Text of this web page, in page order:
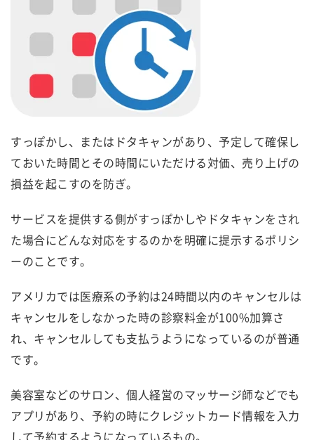
すっぽかし、またはドタキャンがあり、予定して確保し
ておいた時間とその時間にいただける対価、売り上げの
損益を起こすのを防ぎ。
サービスを提供する側がすっぽかしやドタキャンをされ
た場合にどんな対応をするのかを明確に提示するポリシ
ーのことです。
アメリカでは医療系の予約は24時間以内のキャンセルは
キャンセルをしなかった時の診察料金が100%加算さ
れ、キャンセルしても支払うようになっているのが普通
です。
美容室などのサロン、個人経営のマッサージ師などでも
アプリがあり、予約の時にクレジットカード情報を入力
して予約するようになっているもの。